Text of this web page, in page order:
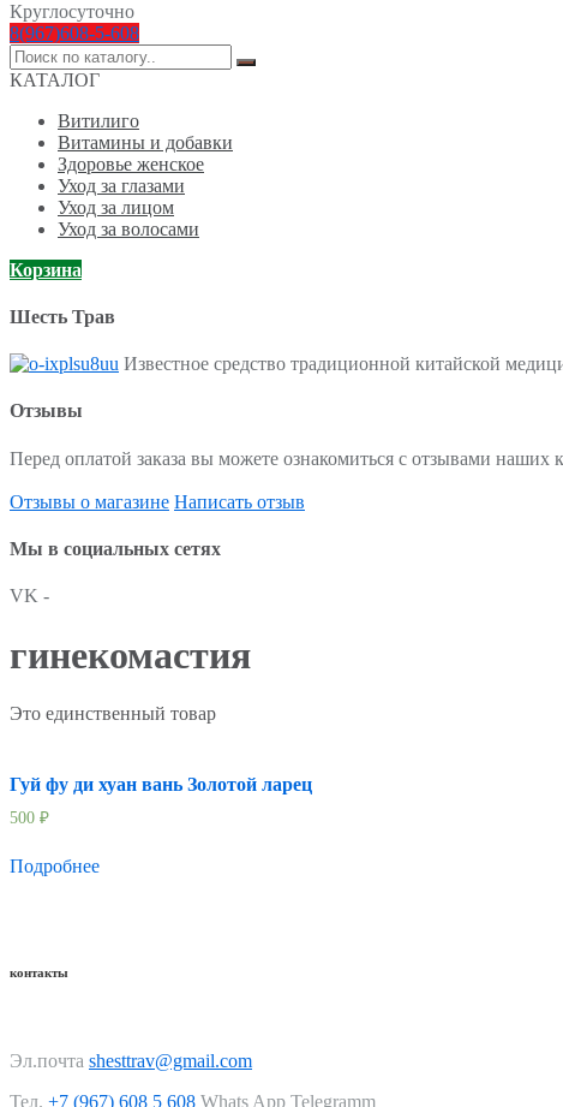
Круглосуточно
8(967)608-5-608
Поиск
по:
КАТАЛОГ
Витилиго
Витамины и добавки
Здоровье женское
Уход за глазами
Уход за лицом
Уход за волосами
Корзина
Шесть Трав
Известное средство традиционной китайской
Отзывы
Перед оплатой заказа вы можете ознакомиться с отзывами
Отзывы о магазине Написать отзыв
Мы в социальных сетях
VK -
гинекомастия
Это единственный товар
Гуй фу ди хуан вань Золотой ларец
500 ₽
Подробнее
контакты
Эл.почта shesttrav@gmail.com
Тел. +7 (967) 608 5 608 Whats App Telegramm